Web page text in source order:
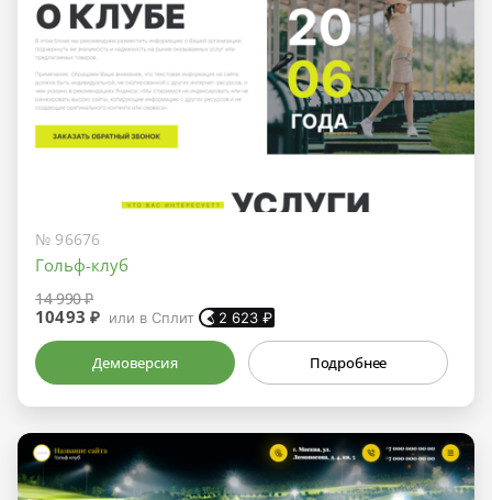
№ 96676
Гольф-клуб
14 990 ₽
10493 ₽ или в Сплит 2 623 ₽
Демоверсия Подробнее